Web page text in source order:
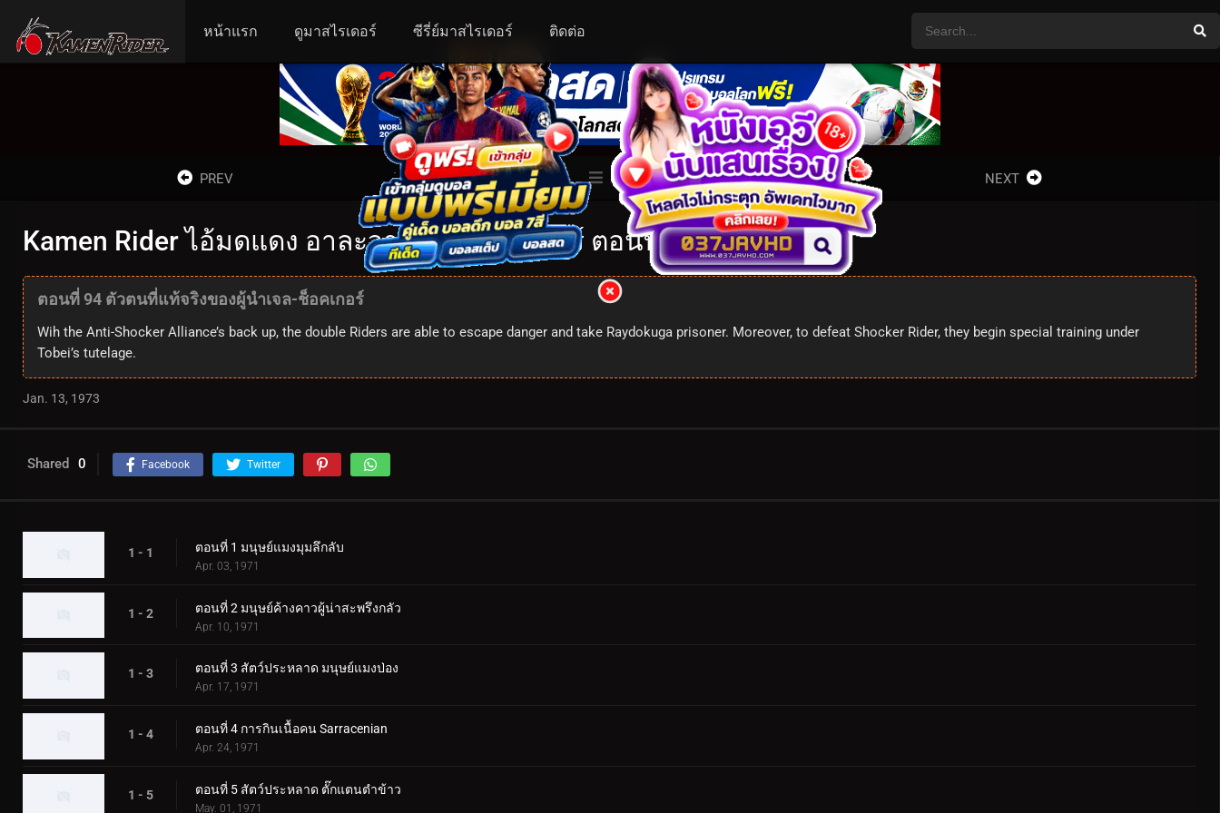
หน้าแรก ดูมาสไรเดอร์ ซีรี่ย์มาสไรเดอร์ ติดต่อ
PREV ALL NEXT
Kamen Rider ไอ้มดแดง อาละวาด ดับเบิ้ลไรเดอร์ ตอนที่ 94: 1x94
ตอนที่ 94 ตัวตนที่แท้จริงของผู้นำเจล-ช็อคเกอร์
Wih the Anti-Shocker Alliance’s back up, the double Riders are able to escape danger and take Raydokuga prisoner. Moreover, to defeat Shocker Rider, they begin special training under
Tobei’s tutelage.
Jan. 13, 1973
Shared 0 Facebook Twitter
1 - 1 ตอนที่ 1 มนุษย์แมงมุมลึกลับ
Apr. 03, 1971
1 - 2 ตอนที่ 2 มนุษย์ค้างคาวผู้น่าสะพรึงกลัว
Apr. 10, 1971
1 - 3 ตอนที่ 3 สัตว์ประหลาด มนุษย์แมงป่อง
Apr. 17, 1971
1 - 4 ตอนที่ 4 การกินเนื้อคน Sarracenian
Apr. 24, 1971
1 - 5 ตอนที่ 5 สัตว์ประหลาด ตั๊กแตนตำข้าว
May. 01, 1971